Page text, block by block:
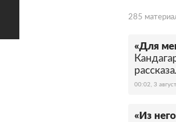
285
«Для
00:02, 3
«Из